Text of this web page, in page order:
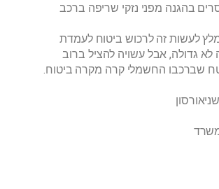
בהגנה מפני נזקי שריפה ברכב
לעשות זה לרכוש ביטוח לעמדת
לא גדולה, אבל עשויה להציל ברוב
שברכבו החשמלי קרה מקרה ביטוח.